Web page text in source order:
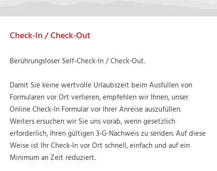
Check-In / Check-Out
Berührungsloser Self-Check-In / Check-Out.
Damit Sie keine wertvolle Urlaubszeit beim Ausfüllen von
Formularen vor Ort verlieren, empfehlen wir Ihnen, unser
Online Check-In Formular vor Ihrer Anreise auszufüllen.
Weiters ersuchen wir Sie uns vorab, wenn gesetzlich
erforderlich, Ihren gültigen 3-G-Nachweis zu senden. Auf diese
Weise ist Ihr Check-In vor Ort schnell, einfach und auf ein
Minimum an Zeit reduziert.